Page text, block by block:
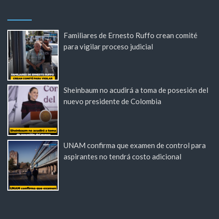
Familiares de Ernesto Ruffo crean comité
para vigilar proceso judicial
Sheinbaum no acudirá a toma de posesión del
nuevo presidente de Colombia
UNAM confirma que examen de control para
aspirantes no tendrá costo adicional